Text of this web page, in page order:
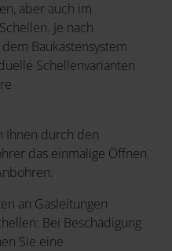
aber auch im
Je nach
Baukastensystem
Schellenvarianten
Ihnen durch den
das einmalige Öffnen
an Gasleitungen
Bei Beschädigung
Sie eine